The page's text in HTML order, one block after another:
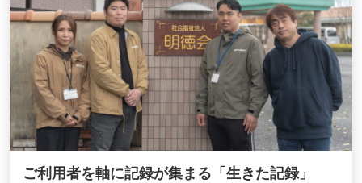
ご利用者を軸に記録が集まる「生きた記録」